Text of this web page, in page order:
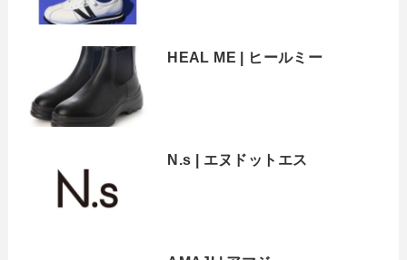
HEAL ME | ヒールミー
N.s | エヌドットエス